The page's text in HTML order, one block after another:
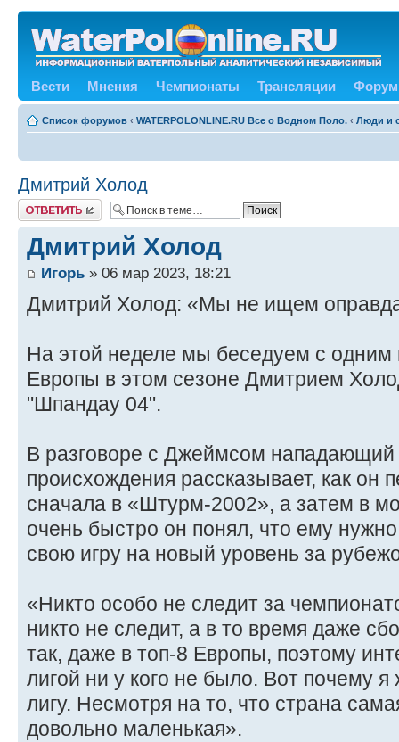
Вести Мнения Чемпионаты Трансляции Форум
Список форумов ‹ WATERPOLONLINE.RU Все о Водном Поло. ‹ Люди и
Дмитрий Холод
Ответить
Дмитрий Холод
Игорь » 06 мар 2023, 18:21
Дмитрий Холод: «Мы не ищем
На этой неделе мы беседуем с одним
Европы в этом сезоне Дмитрием
"Шпандау 04".
В разговоре с Джеймсом нападающий
происхождения рассказывает, как он
сначала в «Штурм-2002», а затем в
очень быстро он понял, что ему
свою игру на новый уровень за
«Никто особо не следит за
никто не следит, а в то время даже
так, даже в топ-8 Европы, поэтому
лигой ни у кого не было. Вот почему я
лигу. Несмотря на то, что страна
довольно маленькая».